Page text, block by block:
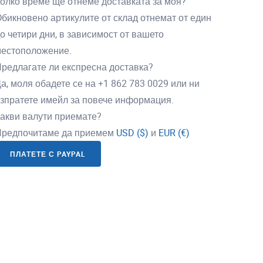
артикулите от склад отнемат от един
четири дни, в зависимост от вашето
ли експресна доставка?
моля обадете се на +1 862 783 0029 или ни
имейл за повече информация.
валути приемате?
да приемем USD ($) и EUR (€)
ПЛАТЕТЕ С PAYPAL